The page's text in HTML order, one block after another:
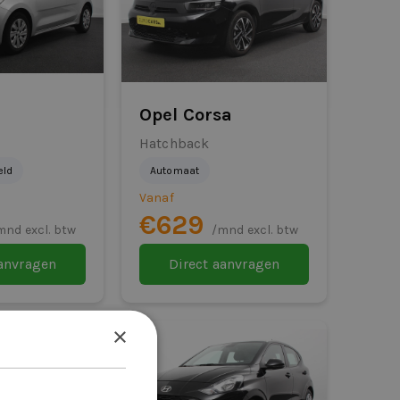
excl. btw
Opel Corsa
Hatchback
Automaat
Vanaf
€629 /mnd excl. btw
Direct aanvragen
×